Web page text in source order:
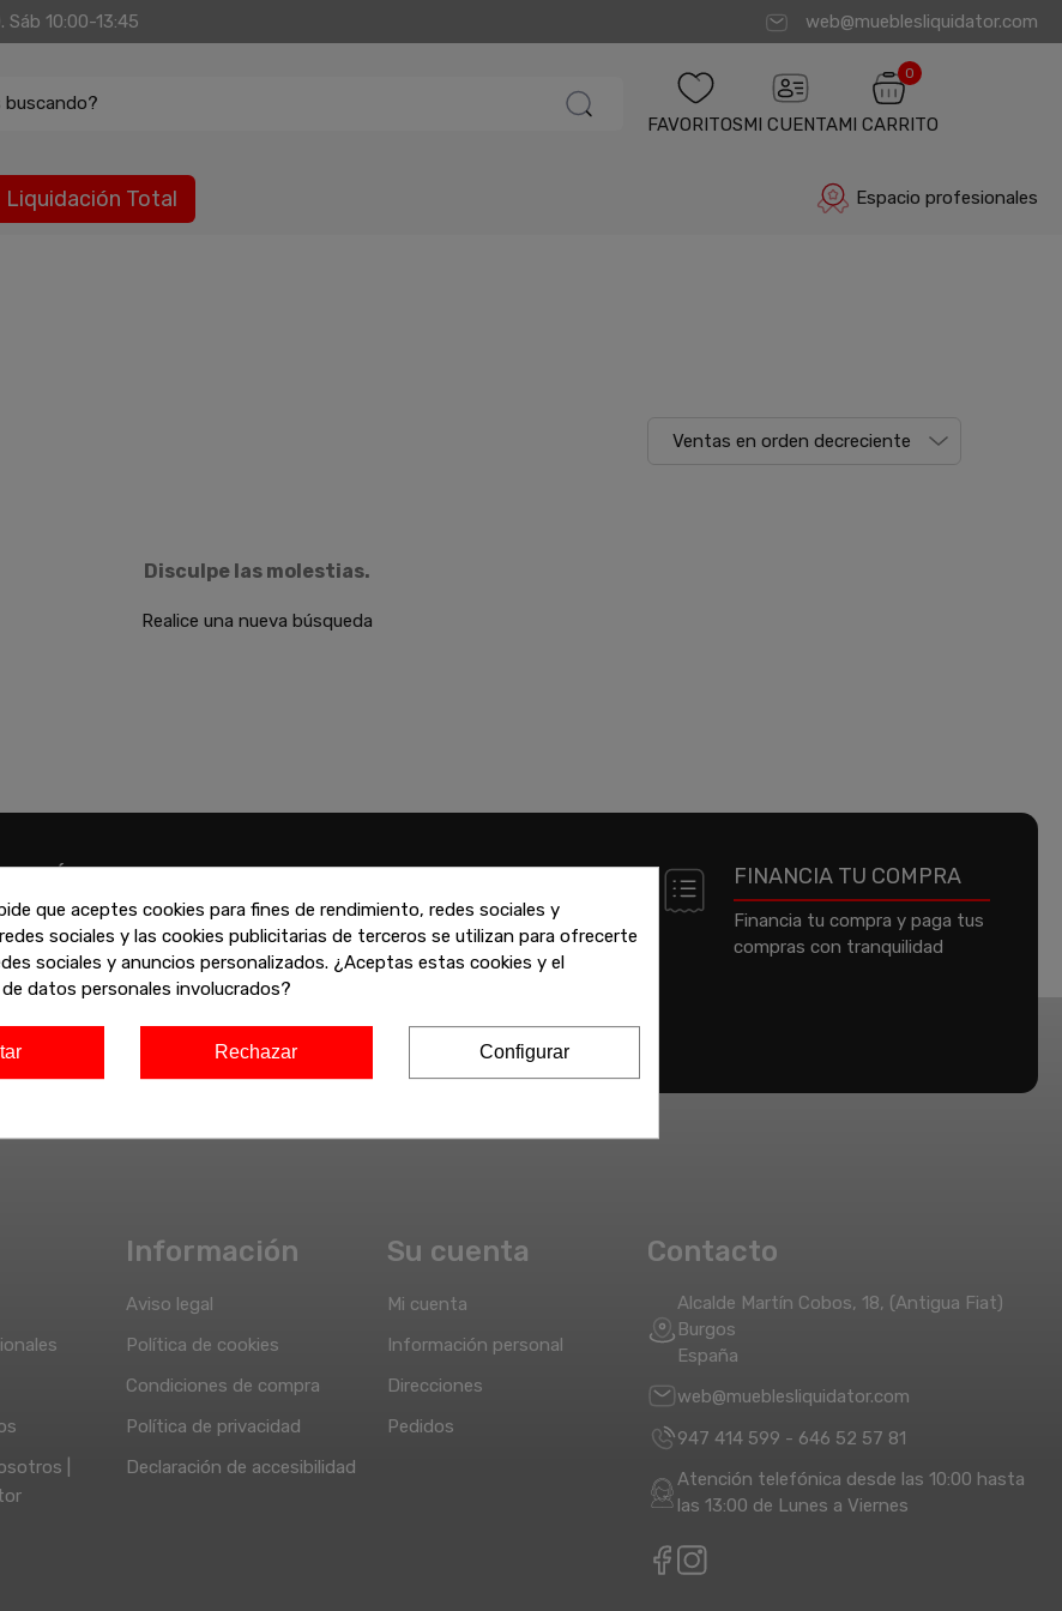
Sáb 10:00-13:45 web@mueblesliquidator.com
buscando?
FAVORITOSMI CUENTA
0
MI CARRITO
Liquidación Total Espacio profesionales
Disculpe las molestias.
Realice una nueva búsqueda
contactar con nosotros
de la web, teléfono o
cualquiera de nuestras
VARIAS FORMAS DE
PAGO
Puede pagar con tarjeta de
crédito, Paypal, Bizum o
FINANCIA TU COMPRA
Financia tu compra y paga tus
compras con tranquilidad
|
Información
Aviso legal
Política de cookies
Condiciones de compra
Política de privacidad
Declaración de accesibilidad
Su cuenta
Mi cuenta
Información personal
Direcciones
Pedidos
Contacto
Alcalde Martín Cobos, 18, (Antigua Fiat)
Burgos
España
web@mueblesliquidator.com
947 414 599 - 646 52 57 81
Atención telefónica desde las 10:00 hasta
las 13:00 de Lunes a Viernes
que aceptes cookies para fines de rendimiento, redes sociales y
sociales y las cookies publicitarias de terceros se utilizan para ofrecerte
sociales y anuncios personalizados. ¿Aceptas estas cookies y el
datos personales involucrados?
Rechazar Configurar